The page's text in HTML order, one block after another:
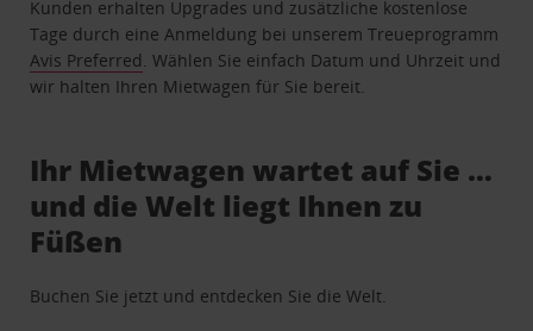
Kunden erhalten Upgrades und zusätzliche kostenlose
Tage durch eine Anmeldung bei unserem Treueprogramm
Avis Preferred . Wählen Sie einfach Datum und Uhrzeit und
wir halten Ihren Mietwagen für Sie bereit.
Ihr Mietwagen wartet auf Sie …
und die Welt liegt Ihnen zu
Füßen
Buchen Sie jetzt und entdecken Sie die Welt.